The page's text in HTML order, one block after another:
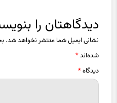
دیدگاهتان را
نشانی ایمیل شما منتشر نخواهد شد.
شده‌اند*
دیدگاه*